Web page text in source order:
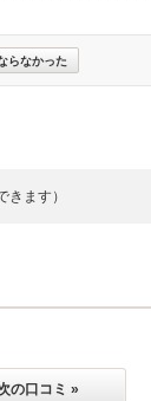
らなかった
きます）
の口コミ »